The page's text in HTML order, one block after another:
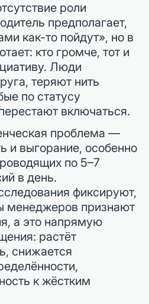
роли
предполагает,
как-то пойдут», но в
кто громче, тот и
Люди
теряют нить
по статусу
включаться.
проблема —
и выгорание, особенно
по 5–7
в день.
фиксируют,
менеджеров признают
а это напрямую
растёт
снижается
к жёстким